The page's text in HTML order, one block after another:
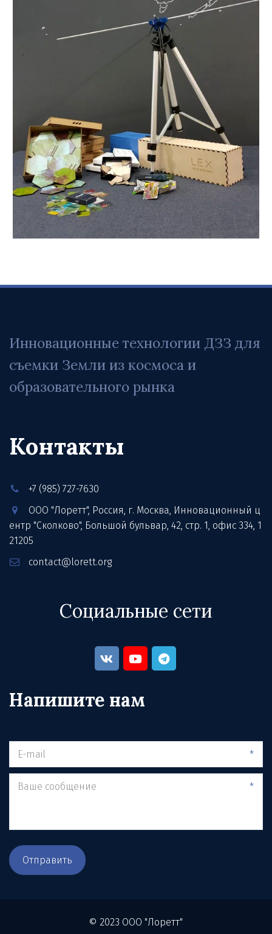
Инновационные технологии ДЗЗ для
съемки Земли из космоса и
образовательного рынка
Контакты
+7 (985) 727-7630
ООО "Лоретт", Россия, г. Москва, Инновационный ц
ентр "Сколково", Большой бульвар, 42, стр. 1, офис 334, 1
21205
contact@lorett.org
Социальные сети
Напишите нам
*
*
Отправить
© 2023 ООО "Лоретт"